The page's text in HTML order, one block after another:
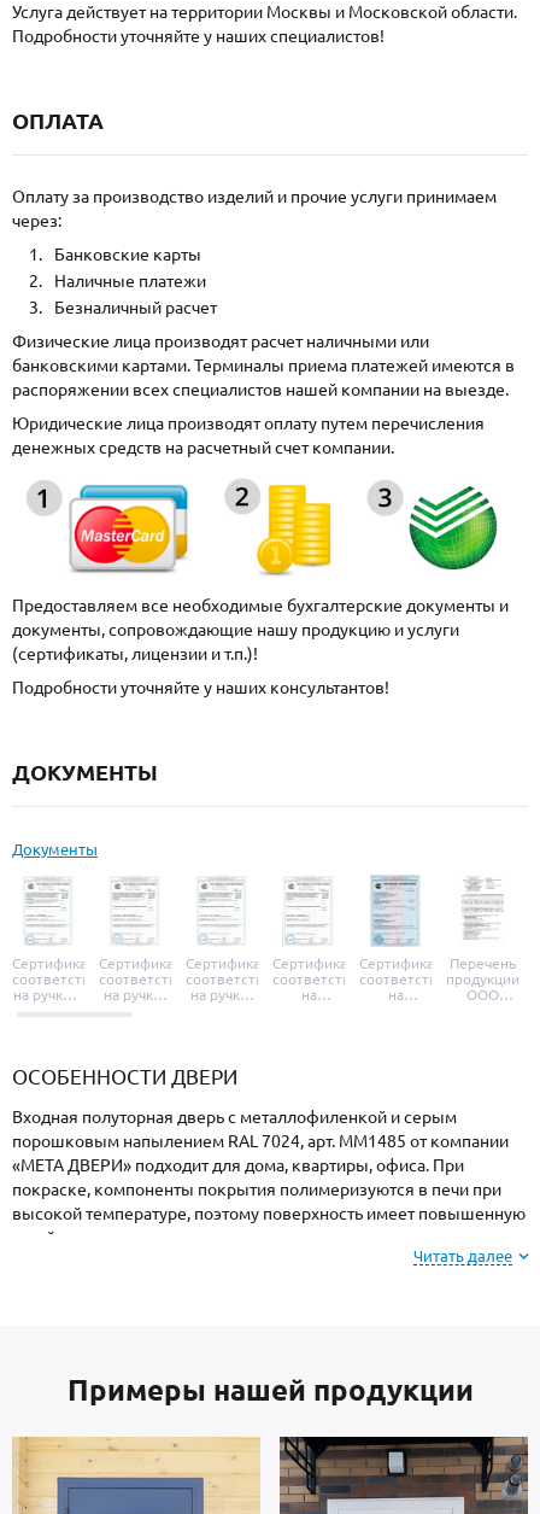
Услуга действует на территории Москвы и Московской области.
Подробности уточняйте у наших специалистов!
ОПЛАТА
Оплату за производство изделий и прочие услуги принимаем
через:
Банковские карты
Наличные платежи
Безналичный расчет
Физические лица производят расчет наличными или
банковскими картами. Терминалы приема платежей имеются в
распоряжении всех специалистов нашей компании на выезде.
Юридические лица производят оплату путем перечисления
денежных средств на расчетный счет компании.
Предоставляем все необходимые бухгалтерские документы и
документы, сопровождающие нашу продукцию и услуги
(сертификаты, лицензии и т.п.)!
Подробности уточняйте у наших консультантов!
ДОКУМЕНТЫ
Документы
Сертификат
соответствия
на ручки и
броненакладки
Сертификат
соответствия
на ручки-
защелки
Сертификат
соответствия
на ручки-
Сертификат
соответствия
на
Сертификат
соответствия
на
Перечень
продукции
ООО
ОСОБЕННОСТИ ДВЕРИ
Входная полуторная дверь с металлофиленкой и серым
порошковым напылением RAL 7024, арт. ММ1485 от компании
«МЕТА ДВЕРИ» подходит для дома, квартиры, офиса. При
покраске, компоненты покрытия полимеризуются в печи при
высокой температуре, поэтому поверхность имеет повышенную
устойчивость к сколам и царапинам, перепадам температур,
вариантов, представленных на сайте или из
образцов у мастера по замерам.
В основе двери — сталь отечественного производства,
Читать далее
Примеры нашей продукции